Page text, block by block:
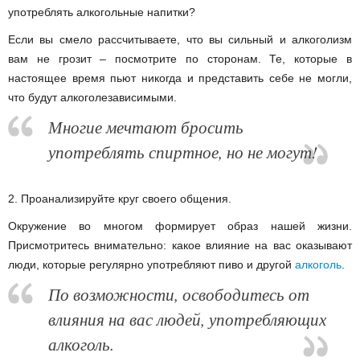
употреблять алкогольные напитки?
Если вы смело рассчитываете, что вы сильный и алкоголизм
вам не грозит – посмотрите по сторонам. Те, которые в
настоящее время пьют никогда и представить себе не могли,
что будут алкоголезависимыми.
Многие мечтают бросить
употреблять спиртное, но не могут!
2. Проанализируйте круг своего общения.
Окружение во многом формирует образ нашей жизни.
Присмотритесь внимательно: какое влияние на вас оказывают
люди, которые регулярно употребляют пиво и другой алкоголь
По возможности, освободитесь от
влияния на вас людей, употребляющих
алкоголь.